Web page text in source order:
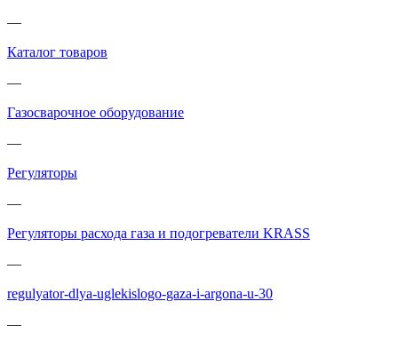
—
Каталог товаров
—
Газосварочное оборудование
—
Регуляторы
—
Регуляторы расхода газа и подогреватели KRASS
—
regulyator-dlya-uglekislogo-gaza-i-argona-u-30
—